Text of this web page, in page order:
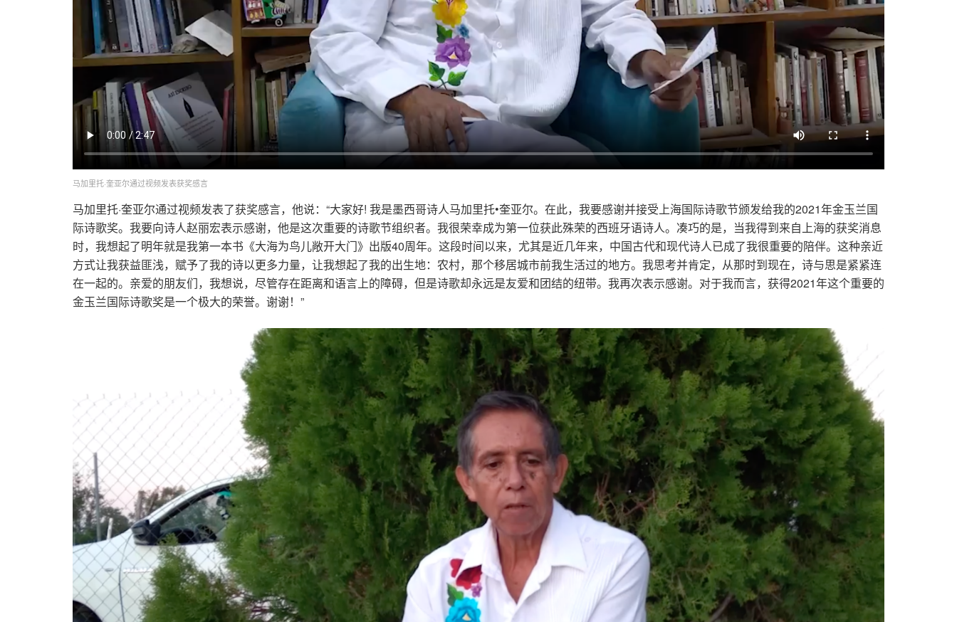
马加里托·奎亚尔通过视频发表获奖感言
马加里托·奎亚尔通过视频发表了获奖感言，他说：“大家好! 我是墨西哥诗人马加里托•奎亚尔。在此，我要感谢并接受上海国际诗歌节颁发给我的2021年金玉兰国
际诗歌奖。我要向诗人赵丽宏表示感谢，他是这次重要的诗歌节组织者。我很荣幸成为第一位获此殊荣的西班牙语诗人。凑巧的是，当我得到来自上海的获奖消息
时，我想起了明年就是我第一本书《大海为鸟儿敞开大门》出版40周年。这段时间以来，尤其是近几年来，中国古代和现代诗人已成了我很重要的陪伴。这种亲近
方式让我获益匪浅，赋予了我的诗以更多力量，让我想起了我的出生地：农村，那个移居城市前我生活过的地方。我思考并肯定，从那时到现在，诗与思是紧紧连
在一起的。亲爱的朋友们，我想说，尽管存在距离和语言上的障碍，但是诗歌却永远是友爱和团结的纽带。我再次表示感谢。对于我而言，获得2021年这个重要的
金玉兰国际诗歌奖是一个极大的荣誉。谢谢！”